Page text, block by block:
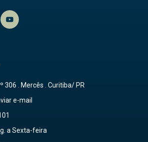
306 . Mercês . Curitiba/ PR
e-mail
a Sexta-feira